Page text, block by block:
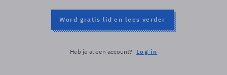
Word gratis lid en lees verder
Heb je al een account? Log in